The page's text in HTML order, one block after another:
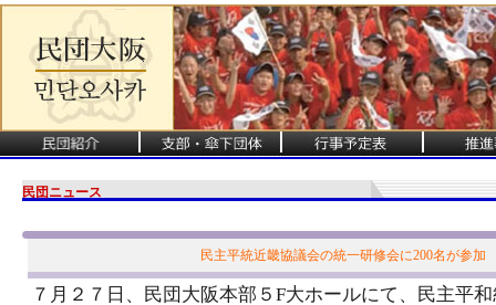
民団ニュース
民主平統近畿協議会の統一研修会に200名が参加
７月２７日、民団大阪本部５F大ホールにて、民主平